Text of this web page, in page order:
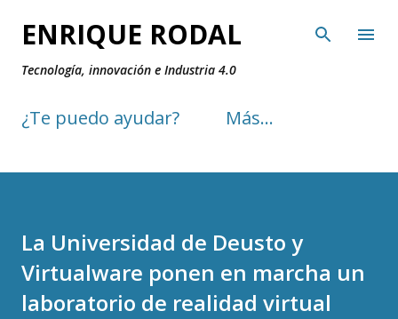
Ir al contenido principal
ENRIQUE RODAL
Tecnología, innovación e Industria 4.0
¿Te puedo ayudar? Más…
La Universidad de Deusto y
Virtualware ponen en marcha un
laboratorio de realidad virtual